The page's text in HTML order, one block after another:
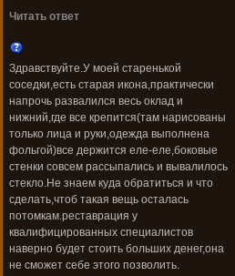
Читать ответ
Здравствуйте.У моей старенькой
соседки,есть старая икона,практически
напрочь развалился весь оклад и
нижний,где все крепится(там нарисованы
только лица и руки,одежда выполнена
фольгой)все держится еле-еле,боковые
стенки совсем рассыпались и вывалилось
стекло.Не знаем куда обратиться и что
сделать,чтоб такая вещь осталась
потомкам.реставрация у
квалифицированных специалистов
наверно будет стоить больших денег,она
не сможет себе этого позволить.